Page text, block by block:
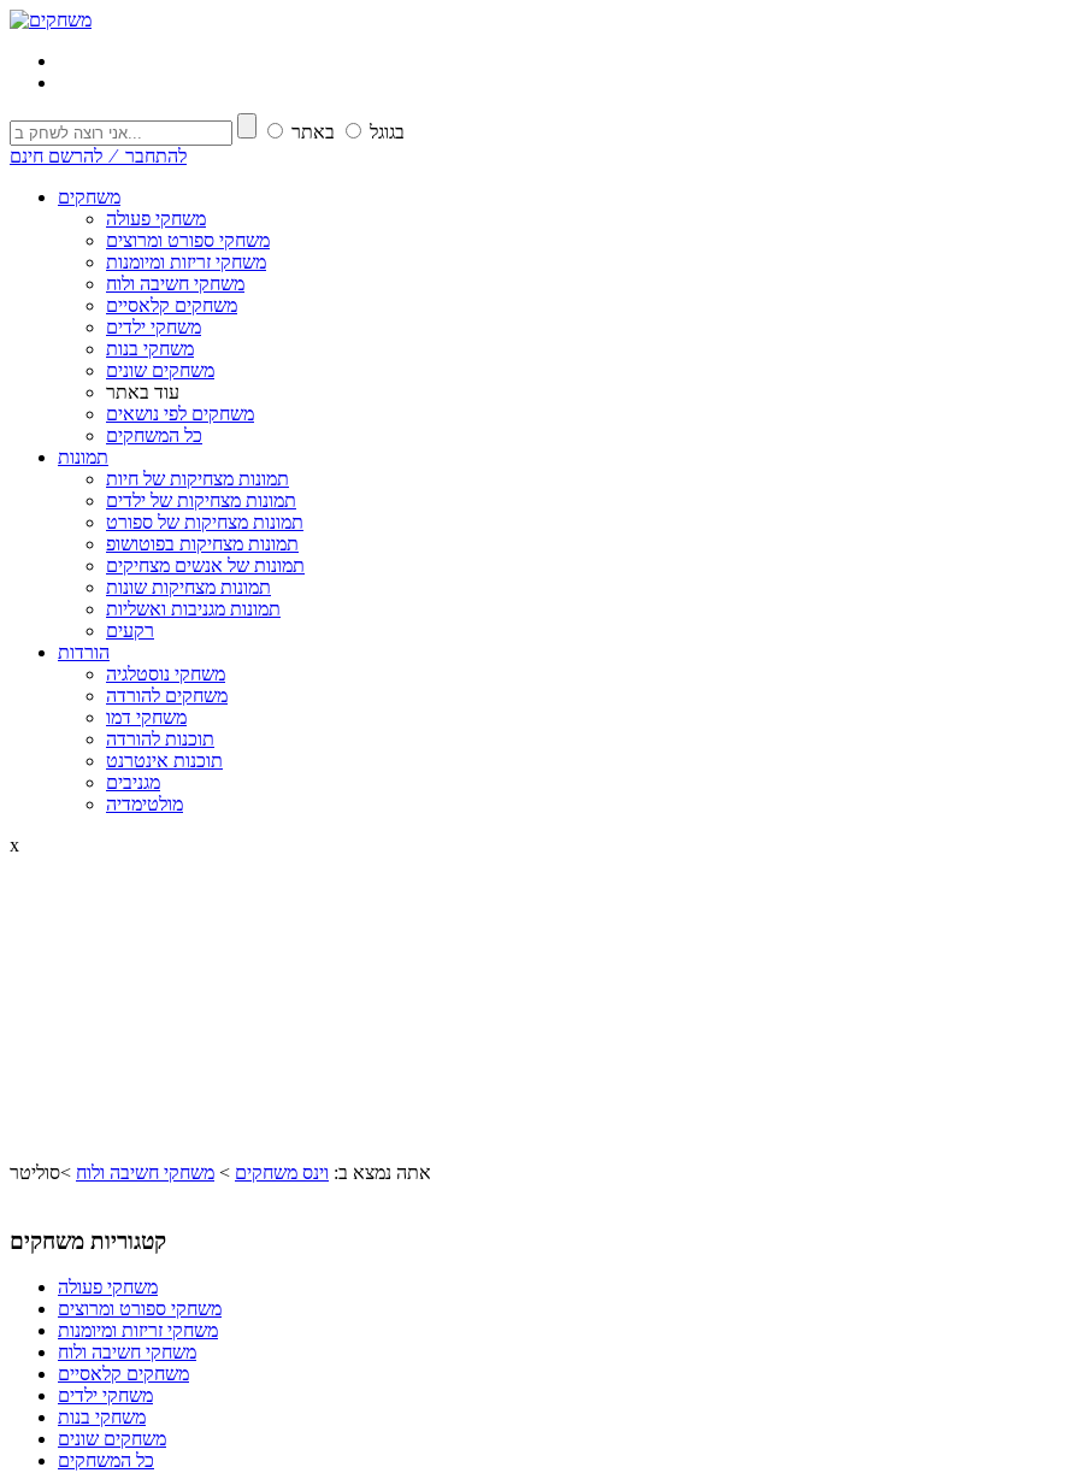
בגוגל
באתר
להתחבר ⁄ להרשם חינם
משחקים
משחקי פעולה
משחקי ספורט ומרוצים
משחקי זריזות ומיומנות
משחקי חשיבה ולוח
משחקים קלאסיים
משחקי ילדים
משחקי בנות
משחקים שונים
עוד באתר
משחקים לפי נושאים
כל המשחקים
תמונות
תמונות מצחיקות של חיות
תמונות מצחיקות של ילדים
תמונות מצחיקות של ספורט
תמונות מצחיקות בפוטושופ
תמונות של אנשים מצחיקים
תמונות מצחיקות שונות
תמונות מגניבות ואשליות
רקעים
הורדות
משחקי נוסטלגיה
משחקים להורדה
משחקי דמו
תוכנות להורדה
תוכנות אינטרנט
מגניבים
מולטימדיה
x
אתה נמצא ב: וינס משחקים > משחקי חשיבה ולוח >סוליטר
קטגוריות משחקים
משחקי פעולה
משחקי ספורט ומרוצים
משחקי זריזות ומיומנות
משחקי חשיבה ולוח
משחקים קלאסיים
משחקי ילדים
משחקי בנות
משחקים שונים
כל המשחקים